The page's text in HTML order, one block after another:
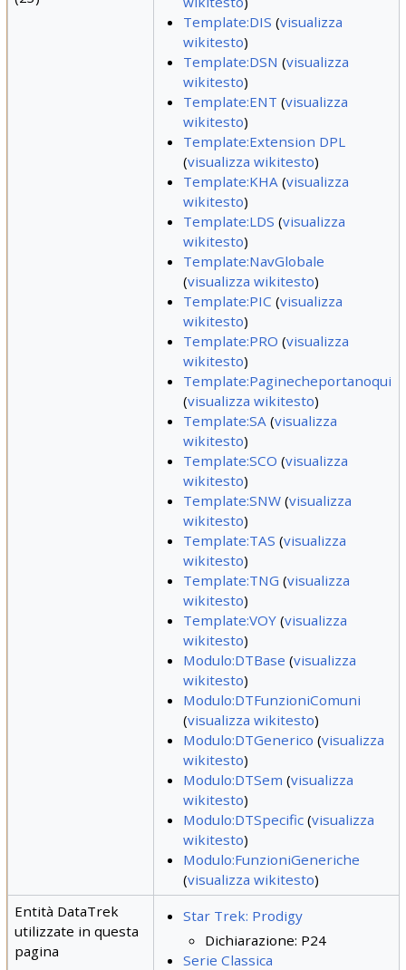
Template:DIS (visualizza
wikitesto)
Template:DSN (visualizza
wikitesto)
Template:ENT (visualizza
wikitesto)
Template:Extension DPL
(visualizza wikitesto)
Template:KHA(visualizza
wikitesto)
Template:LDS (visualizza
wikitesto)
Template:NavGlobale
(visualizza wikitesto)
Template:PIC (visualizza
wikitesto)
Template:PRO (visualizza
wikitesto)
Template:Paginecheportanoqui
(visualizza wikitesto)
Template:SA(visualizza
wikitesto)
Template:SCO (visualizza
wikitesto)
Template:SNW(visualizza
wikitesto)
Template:TAS (visualizza
wikitesto)
Template:TNG (visualizza
wikitesto)
Template:VOY(visualizza
wikitesto)
Modulo:DTBase (visualizza
wikitesto)
Modulo:DTFunzioniComuni
(visualizza wikitesto)
Modulo:DTGenerico (visualizza
wikitesto)
Modulo:DTSem (visualizza
wikitesto)
Modulo:DTSpecific(visualizza
wikitesto)
Modulo:FunzioniGeneriche
(visualizza wikitesto)
Entità DataTrek
utilizzate in questa
pagina
Star Trek: Prodigy
Dichiarazione: P24
Serie Classica